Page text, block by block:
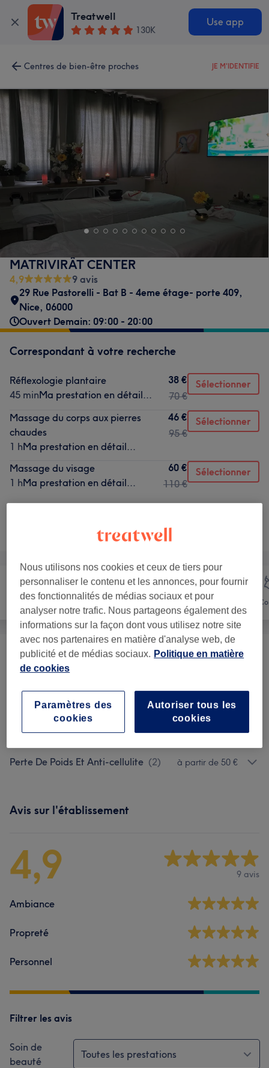
Treatwell
130K
Use app
Centres de bien-être proches JE M'IDENTIFIE
MATRIVIRÂT CENTER
4,9
9 avis
29 Rue Pastorelli - Bat B - 4eme étage- porte 409,
Nice, 06000
Ouvert Demain: 09:00 - 20:00
Correspondant à votre recherche
Réflexologie plantaire
45 minMa prestation en détail...
38 €
70 €
Sélectionner
Massage du corps aux pierres
chaudes
1 hMa prestation en détail...
46 €
95 €
Sélectionner
Massage du visage
1 hMa prestation en détail...
60 €
110 €
Sélectionner
Recherchez dans notre liste de prestations
Visage Massage
Massage Classique (12 ) à partir de 35 €
Réflexologie Et Massage
Lymphatique (2)
Massage Avec Chaleur (2 à partir de 46 €
Perte De Poids Et Anti-cellulite (2) à partir de 50 €
Avis sur l'établissement
4,9 9 avis
Ambiance
Propreté
Personnel
Filtrer les avis
Soin de
beauté
Toutes les prestations
Nous utilisons nos cookies et ceux de tiers pour
personnaliser le contenu et les annonces, pour fournir
des fonctionnalités de médias sociaux et pour
analyser notre trafic. Nous partageons également des
informations sur la façon dont vous utilisez notre site
avec nos partenaires en matière d'analyse web, de
publicité et de médias sociaux. Politique en matière
de cookies
Autoriser tous les
cookies
Paramètres des
cookies